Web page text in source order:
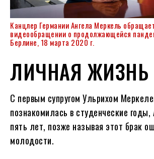
Канцлер Германии Ангела Меркель
видеообращении о продолжающейся
Берлине, 18 марта 2020 г.
ЛИЧНАЯ ЖИЗНЬ
С первым супругом Ульрихом
познакомилась в студенческие
пять лет, позже называя этот брак
молодости.